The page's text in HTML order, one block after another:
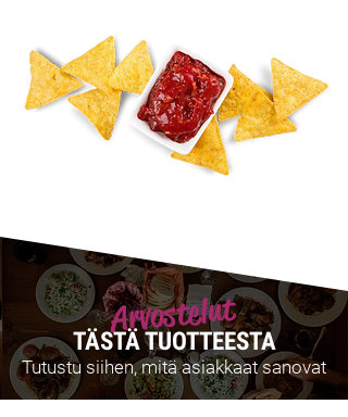
Arvostelut
TÄSTÄ TUOTTEESTA
Tutustu siihen, mitä asiakkaat sanovat